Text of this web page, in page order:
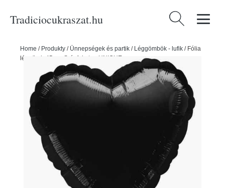
Tradiciocukraszat.hu Keresés:
Home / Produkty / Ünnepségek és partik / Léggömbök - lufik / Fólia
léggömb 45 cm Szív fekete - UNIQUE